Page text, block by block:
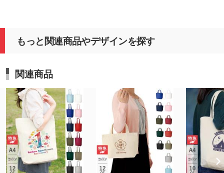
ナチュラル以外の本体色に関しましては、本体色ナ
触りに若干の違いが生じます。
また記念品をご制作の際は、是非ご利用いただけま
すと幸いです。
もっと関連商品やデザインを探す
関連商品